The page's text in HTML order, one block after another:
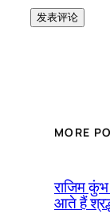
MORE
राजिम
आते हैं